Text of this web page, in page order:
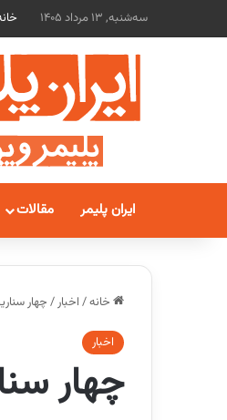
سه‌شنبه, 13 مرداد 1405
ایران پلیمر مقالات
خانه/ اخبار/ چهار
اخبار
چهار